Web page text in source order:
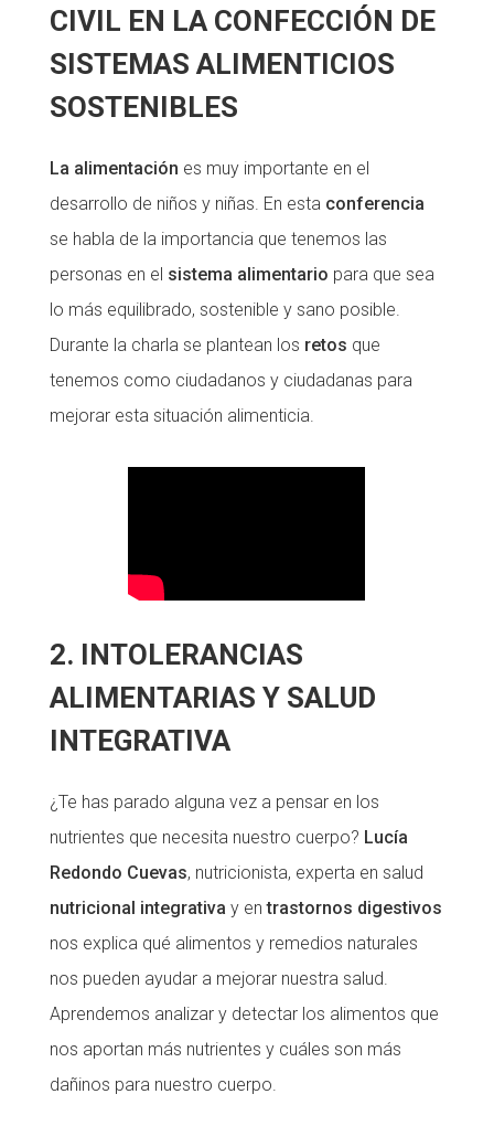
CIVIL EN LA CONFECCIÓN DE
SISTEMAS ALIMENTICIOS
SOSTENIBLES
La alimentación es muy importante en el
desarrollo de niños y niñas. En esta conferencia
se habla de la importancia que tenemos las
personas en el sistema alimentario para que sea
lo más equilibrado, sostenible y sano posible.
Durante la charla se plantean los retos que
tenemos como ciudadanos y ciudadanas para
mejorar esta situación alimenticia.
2. INTOLERANCIAS
ALIMENTARIAS Y SALUD
INTEGRATIVA
¿Te has parado alguna vez a pensar en los
nutrientes que necesita nuestro cuerpo? Lucía
Redondo Cuevas, nutricionista, experta en salud
nutricional integrativa y entrastornos digestivos
nos explica qué alimentos y remedios naturales
nos pueden ayudar a mejorar nuestra salud.
Aprendemos analizar y detectar los alimentos que
nos aportan más nutrientes y cuáles son más
dañinos para nuestro cuerpo.